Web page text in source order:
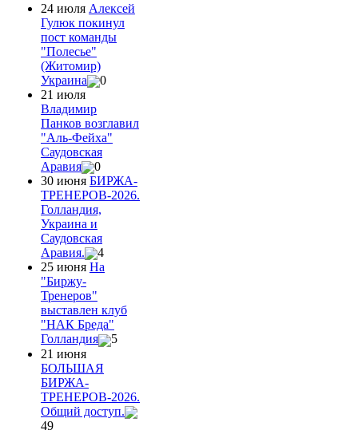
24 июля Алексей
Гулюк покинул
пост команды
"Полесье"
(Житомир)
Украина
0
21 июля
Владимир
Панков возглавил
"Аль-Фейха"
Саудовская
Аравия
0
30 июня БИРЖА-
ТРЕНЕРОВ-2026.
Голландия,
Украина и
Саудовская
Аравия.
4
25 июня На
"Биржу-
Тренеров"
выставлен клуб
"НАК Бреда"
Голландия
5
21 июня
БОЛЬШАЯ
БИРЖА-
ТРЕНЕРОВ-2026.
Общий доступ.
49